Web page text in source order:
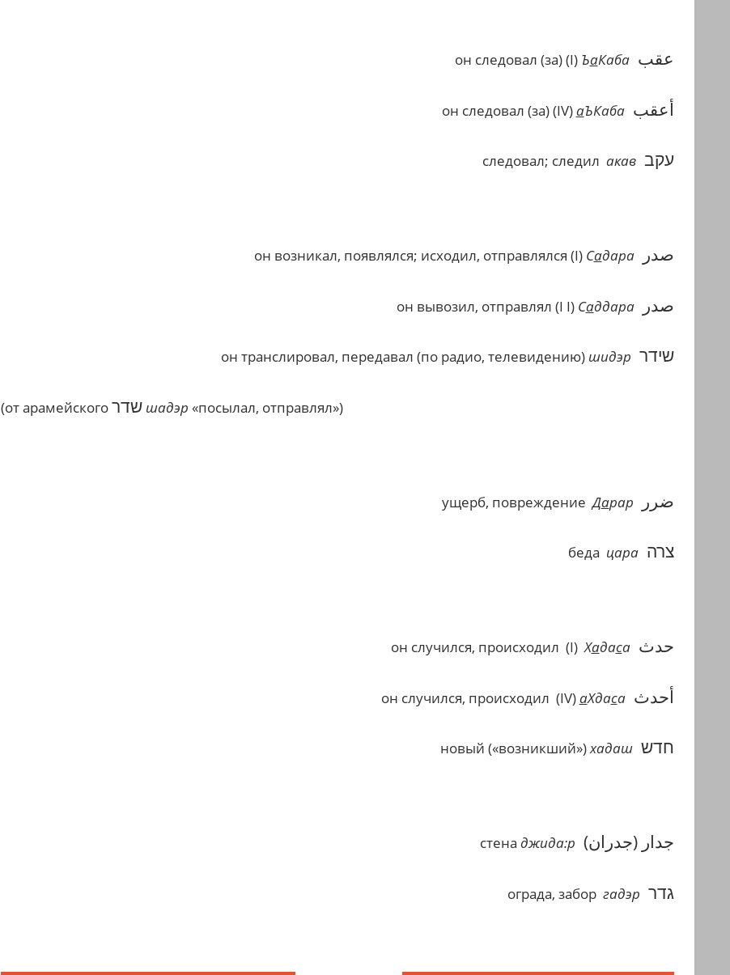
عقب он следовал (за)(I) ЪаКаба
أعقب он следовал (за)(IV)аЪКаба
עקב следовал; следил акав
صدر он возникал, появлялся; исходил, отправлялся (I) Садара
صدر он вывозил, отправлял (I I) Саддара
שידר он транслировал, передавал (по радио, телевидению) шидэр
(от арамейскогоשדר шадэр «посылал, отправлял»)
ضرر ущерб, повреждение Дарар
צרה беда цара
حدث он случился, происходил (I) Хадаса
أحدث он случился, происходил (IV)аХдаса
חדש новый («возникший»)хадаш
جدار (جدران) стена джида:р
גדר ограда, забор гадэр